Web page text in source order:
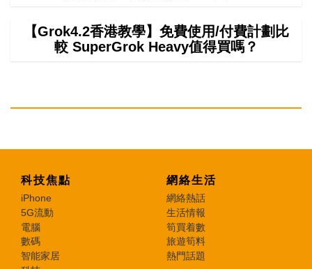
【Grok4.2香港教學】免費使用/付費計劃比
較 SuperGrok Heavy值得買嗎？
科技焦點
iPhone
5G流動
電腦
數碼
智能家居
網絡生活
網絡熱話
生活情報
筍買着數
旅遊筍料
熱門話題